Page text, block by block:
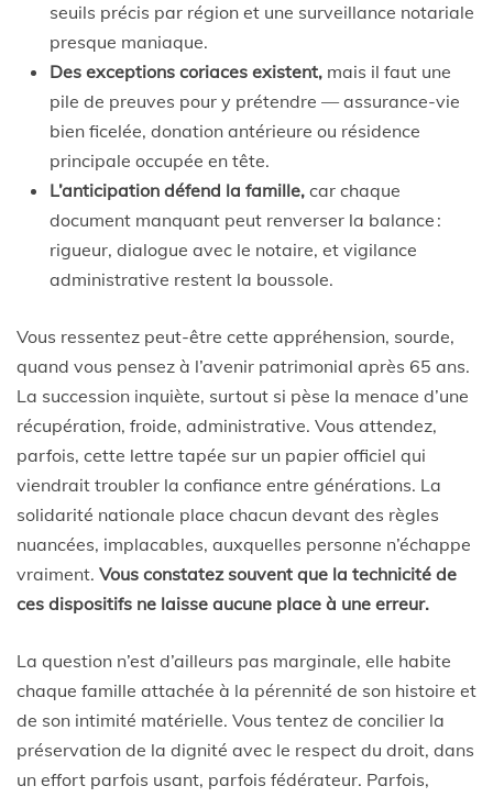
seuils précis par région et une surveillance notariale
presque maniaque.
Des exceptions coriaces existent, mais il faut une
pile de preuves pour y prétendre — assurance-vie
bien ficelée, donation antérieure ou résidence
principale occupée en tête.
L’anticipation défend la famille, car chaque
document manquant peut renverser la balance :
rigueur, dialogue avec le notaire, et vigilance
administrative restent la boussole.
Vous ressentez peut-être cette appréhension, sourde,
quand vous pensez à l’avenir patrimonial après 65 ans.
La succession inquiète, surtout si pèse la menace d’une
récupération, froide, administrative. Vous attendez,
parfois, cette lettre tapée sur un papier officiel qui
viendrait troubler la confiance entre générations. La
solidarité nationale place chacun devant des règles
nuancées, implacables, auxquelles personne n’échappe
vraiment. Vous constatez souvent que la technicité de
ces dispositifs ne laisse aucune place à une erreur.
La question n’est d’ailleurs pas marginale, elle habite
chaque famille attachée à la pérennité de son histoire et
de son intimité matérielle. Vous tentez de concilier la
préservation de la dignité avec le respect du droit, dans
un effort parfois usant, parfois fédérateur. Parfois,